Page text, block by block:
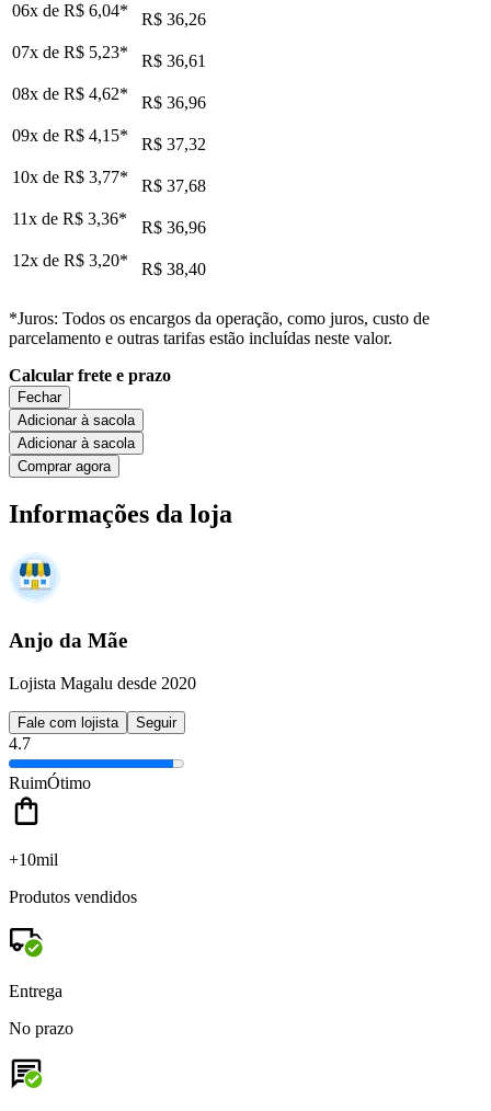
06x de R$ 6,04*
R$ 36,26
07x de R$ 5,23*
R$ 36,61
08x de R$ 4,62*
R$ 36,96
09x de R$ 4,15*
R$ 37,32
10x de R$ 3,77*
R$ 37,68
11x de R$ 3,36*
R$ 36,96
12x de R$ 3,20* R$ 38,40
*Juros: Todos os encargos da operação, como juros, custo de
parcelamento e outras tarifas estão incluídas neste valor.
Calcular frete e prazo
Fechar
Adicionar à sacola
Adicionar à sacola
Comprar agora
Informações da loja
Anjo da Mãe
Lojista Magalu desde 2020
Fale com lojista Seguir
4.7
RuimÓtimo
+10mil
Produtos vendidos
Entrega
No prazo